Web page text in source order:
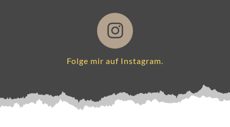
Folge mir auf Instagram.